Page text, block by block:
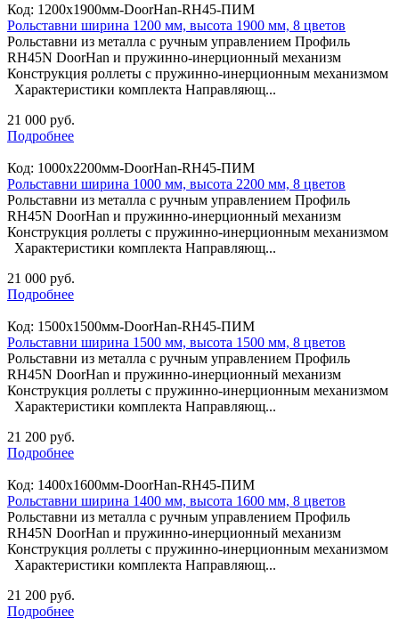
Код: 1200х1900мм-DoorHan-RH45-ПИМ
Рольставни ширина 1200 мм, высота 1900 мм, 8 цветов
Рольставни из металла с ручным управлением Профиль
RH45N DoorHan и пружинно-инерционный механизм
Конструкция роллеты с пружинно-инерционным механизмом
Характеристики комплекта Направляющ...
21 000 руб.
Подробнее
Код: 1000х2200мм-DoorHan-RH45-ПИМ
Рольставни ширина 1000 мм, высота 2200 мм, 8 цветов
Рольставни из металла с ручным управлением Профиль
RH45N DoorHan и пружинно-инерционный механизм
Конструкция роллеты с пружинно-инерционным механизмом
Характеристики комплекта Направляющ...
21 000 руб.
Подробнее
Код: 1500х1500мм-DoorHan-RH45-ПИМ
Рольставни ширина 1500 мм, высота 1500 мм, 8 цветов
Рольставни из металла с ручным управлением Профиль
RH45N DoorHan и пружинно-инерционный механизм
Конструкция роллеты с пружинно-инерционным механизмом
Характеристики комплекта Направляющ...
21 200 руб.
Подробнее
Код: 1400х1600мм-DoorHan-RH45-ПИМ
Рольставни ширина 1400 мм, высота 1600 мм, 8 цветов
Рольставни из металла с ручным управлением Профиль
RH45N DoorHan и пружинно-инерционный механизм
Конструкция роллеты с пружинно-инерционным механизмом
Характеристики комплекта Направляющ...
21 200 руб.
Подробнее